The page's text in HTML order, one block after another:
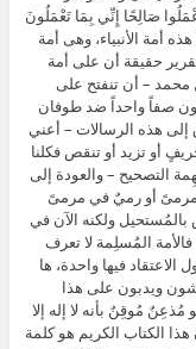
صَالِحًا إِنِّي بِمَا تَعْمَلُونَ
أمة الأنبياء، وهى أمة
حقيقة أن على أمة
محمد – أن تنفتح على
صفاً واحداً ضد طوفان
إلى هذه الرسالات – أعني
أو تزيد أو تنقص فكلنا
التصحيح – والعودة إلى
مرمىً أو رميٌ في مرمىً
ولكنه الآن في
المُسلِمة لا تعرف
الاعتقاد فيها واحدة، ها
ويدبون على هذا
مُذعِنٌ مُوقِنٌ بأنه لا إله إلا
الكتاب الكريم هو كلمة